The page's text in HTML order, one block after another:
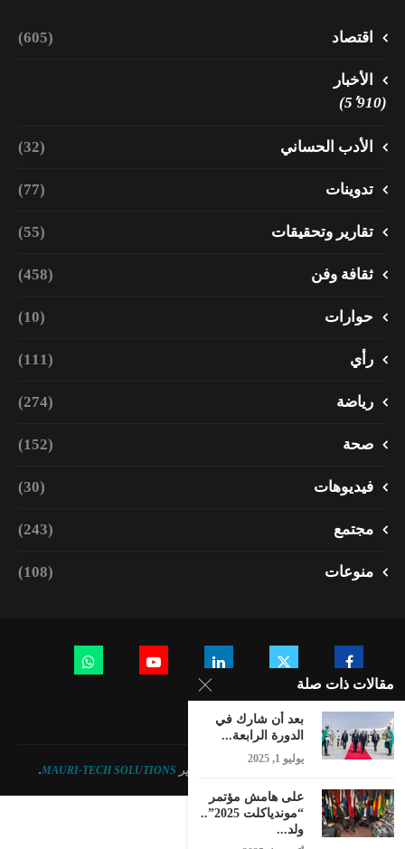
اقتصاد (605)
الأخبار
(5٬910)
الأدب الحساني (32)
تدوينات (77)
تقارير وتحقيقات (55)
ثقافة وفن (458)
حوارات (10)
رأي (111)
رياضة (274)
صحة (152)
فيديوهات (30)
مجتمع (243)
منوعات (108)
MAURI-TECH SOLUTIONS
.
مقالات ذات صلة
بعد أن شارك في
الدورة الرابعة...
يوليو 1, 2025
على هامش مؤتمر
“موندياكلت 2025”..
ولد...